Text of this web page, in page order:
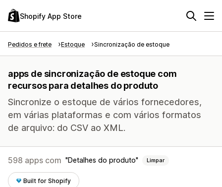
Shopify App Store
Pedidos e frete Estoque Sincronização de estoque
apps de sincronização de estoque com
recursos para detalhes do produto
Sincronize o estoque de vários fornecedores,
em várias plataformas e com vários formatos
de arquivo: do CSV ao XML.
598 apps com Detalhes do produto Limpar
Built for Shopify